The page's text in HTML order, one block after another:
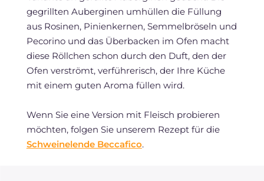
gegrillten Auberginen umhüllen die Füllung
aus Rosinen, Pinienkernen, Semmelbröseln und
Pecorino und das Überbacken im Ofen macht
diese Röllchen schon durch den Duft, den der
Ofen verströmt, verführerisch, der Ihre Küche
mit einem guten Aroma füllen wird.
Wenn Sie eine Version mit Fleisch probieren
möchten, folgen Sie unserem Rezept für die
Schweinelende Beccafico.